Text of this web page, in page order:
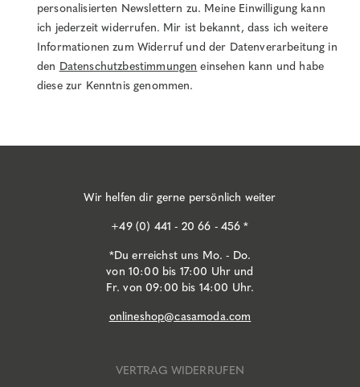
personalisierten Newslettern zu. Meine Einwilligung kann
ich jederzeit widerrufen. Mir ist bekannt, dass ich weitere
Informationen zum Widerruf und der Datenverarbeitung in
den Datenschutzbestimmungen einsehen kann und habe
diese zur Kenntnis genommen.
Wir helfen dir gerne persönlich weiter
+49 (0) 441 - 20 66 - 456 *
*Du erreichst uns Mo. - Do.
von 10:00 bis 17:00 Uhr und
Fr. von 09:00 bis 14:00 Uhr.
onlineshop@casamoda.com
VERTRAG WIDERRUFEN